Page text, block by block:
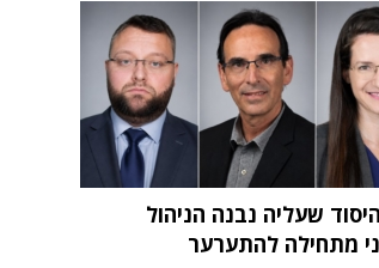
שעליה נבנה הניהול
מתחילה להתערער